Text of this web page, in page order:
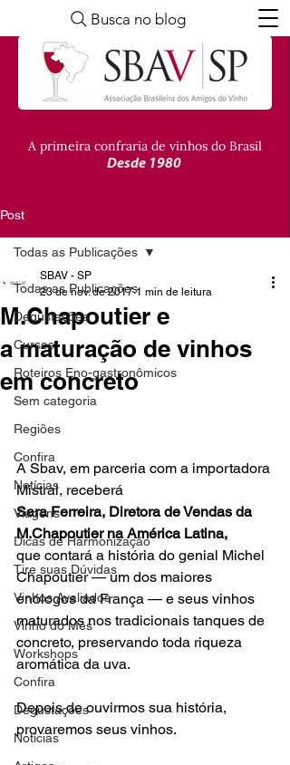
A primeira confraria de vinhos do Brasil
Desde 1980
Busca no blog
Post
Todas as Publicações
Degustações
Cursos
Roteiros Eno-gastronômicos
Sem categoria
Regiões
Confira
Notícias
Viagens
Dicas de Harmonização
Tire suas Dúvidas
Vinhos Avaliados
Vinho do Mês
Workshops
Confira
Degustações
Notícias
Todas as Publicações
M.Chapoutier e
a maturação de vinhos
em concreto
SBAV - SP
23 de nov. de 2017 1 min de leitura
A Sbav, em parceria com a importadora
Mistral, receberá
Sara Ferreira, Diretora de Vendas da
M.Chapoutier na América Latina,
que contará a história do genial Michel
Chapoutier — um dos maiores
enólogos da França — e seus vinhos
maturados nos tradicionais tanques de
concreto, preservando toda riqueza
aromática da uva.
Depois de ouvirmos sua história,
provaremos seus vinhos.